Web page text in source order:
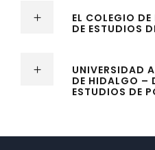
EL COLEGIO
DE ESTUDIOS
UNIVERSIDAD
DE HIDALGO –
ESTUDIOS DE